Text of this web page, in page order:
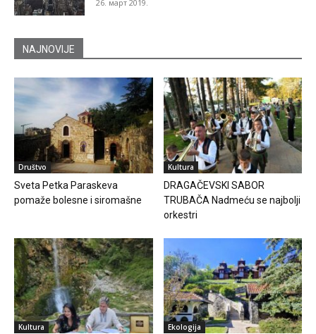
26. март 2019.
NAJNOVIJE
Društvo
Sveta Petka Paraskeva
pomaže bolesne i siromašne
Kultura
DRAGAČEVSKI SABOR
TRUBAČA Nadmeću se najbolji
orkestri
Kultura Ekologija